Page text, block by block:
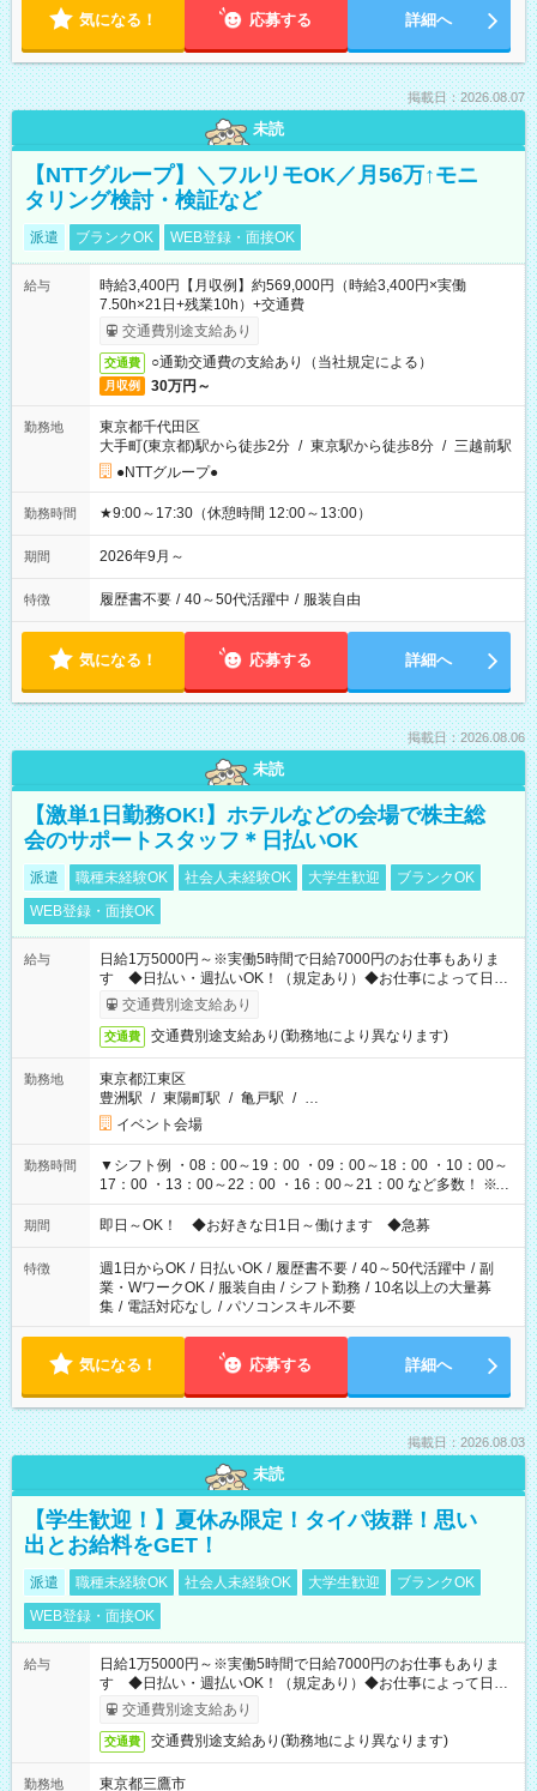
気になる！ 応募する 詳細へ
掲載日：2026.08.07
未読
【NTTグループ】＼フルリモOK／月56万↑モニ
タリング検討・検証など
派遣 ブランクOK WEB登録・面接OK
給与
時給3,400円【月収例】約569,000円（時給3,400円×実働
7.50h×21日+残業10h）+交通費
交通費別途支給あり
交通費 ○通勤交通費の支給あり（当社規定による）
月収例 30万円～
勤務地
東京都千代田区
大手町(東京都)駅から徒歩2分 / 東京駅から徒歩8分 / 三越前駅
●NTTグループ●
勤務時間 ★9:00～17:30（休憩時間 12:00～13:00）
期間 2026年9月～
特徴 履歴書不要 / 40～50代活躍中 / 服装自由
気になる！ 応募する 詳細へ
掲載日：2026.08.06
未読
【激単1日勤務OK!】ホテルなどの会場で株主総
会のサポートスタッフ＊日払いOK
派遣 職種未経験OK 社会人未経験OK 大学生歓迎
ブランクOK
WEB登録・面接OK
給与
日給1万5000円～※実働5時間で日給7000円のお仕事もありま
す ◆日払い・週払いOK！（規定あり）◆お仕事によって日給
も異なります
交通費別途支給あり
交通費 交通費別途支給あり(勤務地により異なります)
勤務地
東京都江東区
豊洲駅 / 東陽町駅 / 亀戸駅 / …
イベント会場
勤務時間
▼シフト例 ・08：00～19：00 ・09：00～18：00 ・10：00～
17：00 ・13：00～22：00 ・16：00～21：00 など多数！ ※お
仕事により勤務時間が異なります
期間 即日～OK！ ◆お好きな日1日～働けます ◆急募
特徴 週1日からOK / 日払いOK / 履歴書不要 / 40～50代活躍中 / 副
業・WワークOK / 服装自由 / シフト勤務 / 10名以上の大量募
集 / 電話対応なし / パソコンスキル不要
気になる！ 応募する 詳細へ
掲載日：2026.08.03
未読
【学生歓迎！】夏休み限定！タイパ抜群！思い
出とお給料をGET！
派遣 職種未経験OK 社会人未経験OK 大学生歓迎
ブランクOK
WEB登録・面接OK
給与
日給1万5000円～※実働5時間で日給7000円のお仕事もありま
す ◆日払い・週払いOK！（規定あり）◆お仕事によって日給
も異なります
交通費別途支給あり
交通費 交通費別途支給あり(勤務地により異なります)
勤務地
東京都三鷹市